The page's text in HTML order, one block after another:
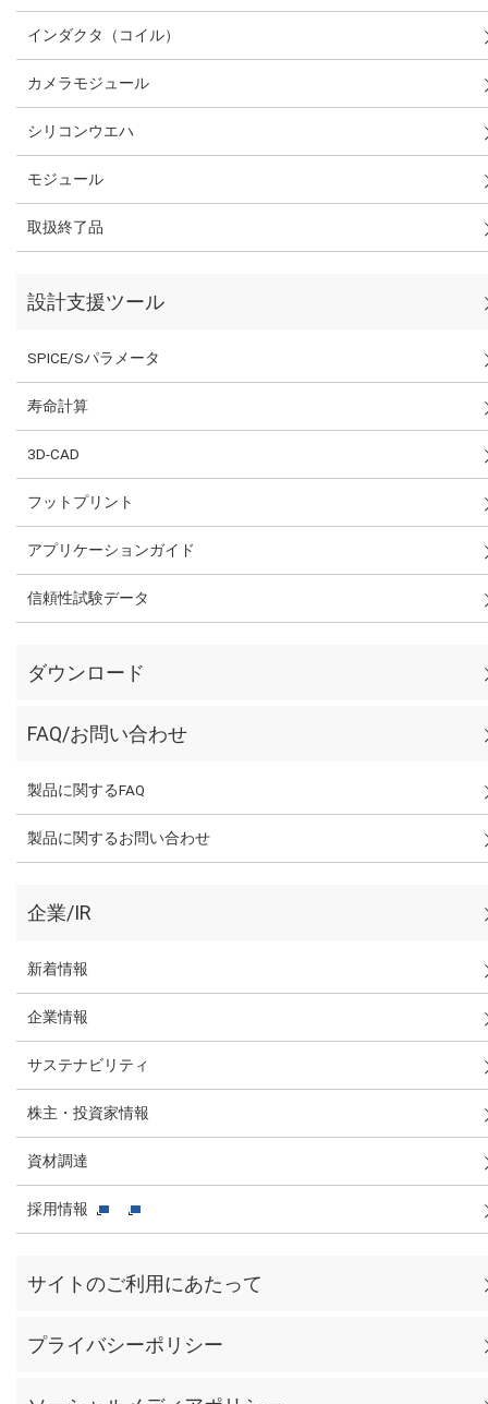
インダクタ（コイル）
カメラモジュール
シリコンウエハ
モジュール
取扱終了品
設計支援ツール
SPICE/Sパラメータ
寿命計算
3D-CAD
フットプリント
アプリケーションガイド
信頼性試験データ
ダウンロード
FAQ/お問い合わせ
製品に関するFAQ
製品に関するお問い合わせ
企業/IR
新着情報
企業情報
サステナビリティ
株主・投資家情報
資材調達
採用情報
サイトのご利用にあたって
プライバシーポリシー